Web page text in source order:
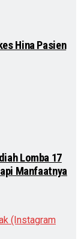
Hina Pasien
Lomba 17
Manfaatnya